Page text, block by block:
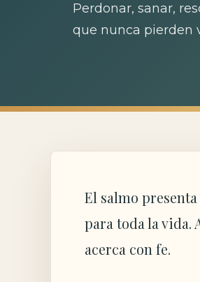
Perdonar, sanar,
que nunca pierden
El salmo
para toda la vida.
acerca con fe.